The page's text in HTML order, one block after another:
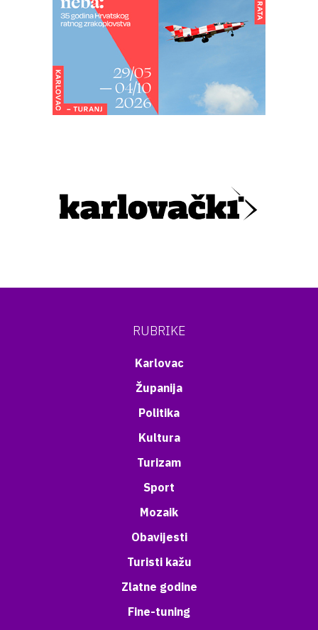
RUBRIKE
Karlovac
Županija
Politika
Kultura
Turizam
Sport
Mozaik
Obavijesti
Turisti kažu
Zlatne godine
Fine-tuning